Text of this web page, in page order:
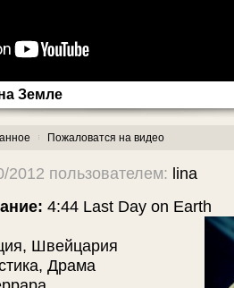
Земле
Пожаловатся на видео
2012 пользователем: lina
4:44 Last Day on Earth
Швейцария
Драма